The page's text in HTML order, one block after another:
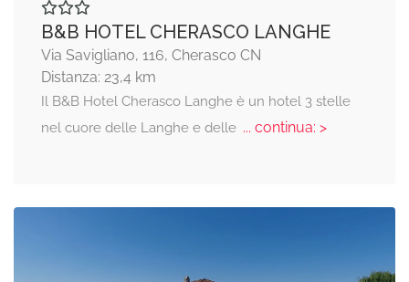
B&B HOTEL CHERASCO LANGHE
Via Savigliano, 116, Cherasco CN
Distanza: 23,4 km
Il B&B Hotel Cherasco Langhe è un hotel 3 stelle
nel cuore delle Langhe e delle... continua: >